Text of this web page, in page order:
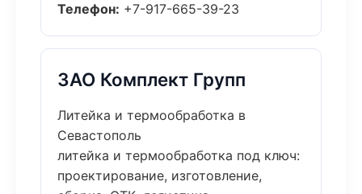
Телефон: +7-917-665-39-23
ЗАО Комплект Групп
Литейка и термообработка в
Севастополь
литейка и термообработка под ключ:
проектирование, изготовление,